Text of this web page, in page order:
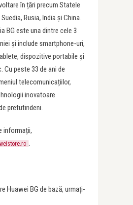
în țări precum Statele
Rusia, India și China.
BG este una dintre cele 3
și include smartphone-uri,
dispozitive portabile și
Cu peste 33 de ani de
telecomunicațiilor,
inovatoare
pretutindeni.
informații,
.
Huawei BG de bază, urmați-